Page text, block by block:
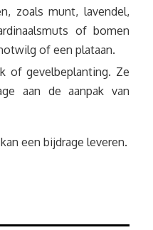
zoals munt, lavendel,
of bomen
of een plataan.
of gevelbeplanting. Ze
aan de aanpak van
een bijdrage leveren.